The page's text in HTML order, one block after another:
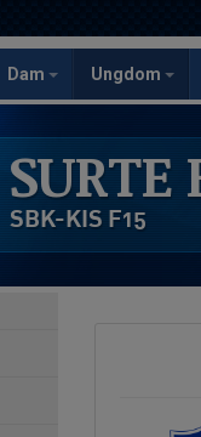
Dam Ungdom
SURTE
SBK-KIS F15